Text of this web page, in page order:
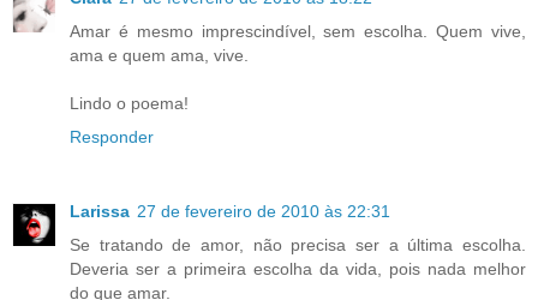
Amar é mesmo imprescindível, sem escolha. Quem vive,
ama e quem ama, vive.
Lindo o poema!
Responder
Larissa 27 de fevereiro de 2010 às 22:31
Se tratando de amor, não precisa ser a última escolha.
Deveria ser a primeira escolha da vida, pois nada melhor
do que amar.